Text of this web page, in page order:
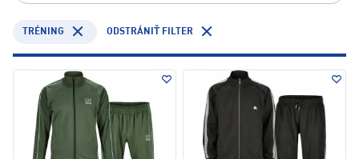
TRÉNING ODSTRÁNIŤ FILTER